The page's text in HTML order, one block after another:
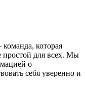
которая
простой для всех. Мы
о
себя уверенно и